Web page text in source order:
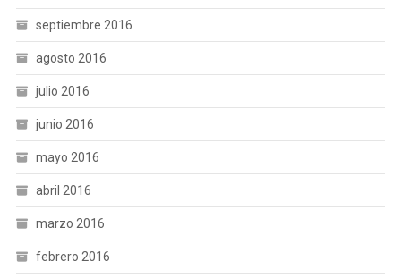
septiembre 2016
agosto 2016
julio 2016
junio 2016
mayo 2016
abril 2016
marzo 2016
febrero 2016